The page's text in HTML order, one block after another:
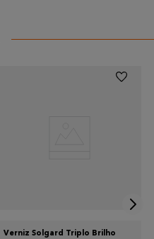
Verniz Solgard Triplo Brilho